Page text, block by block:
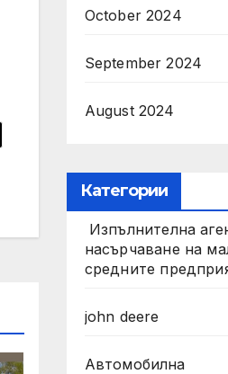
October 2024
September 2024
August 2024
Категории
Изпълнителна
насърчаване на
средните
john deere
Автомобилна